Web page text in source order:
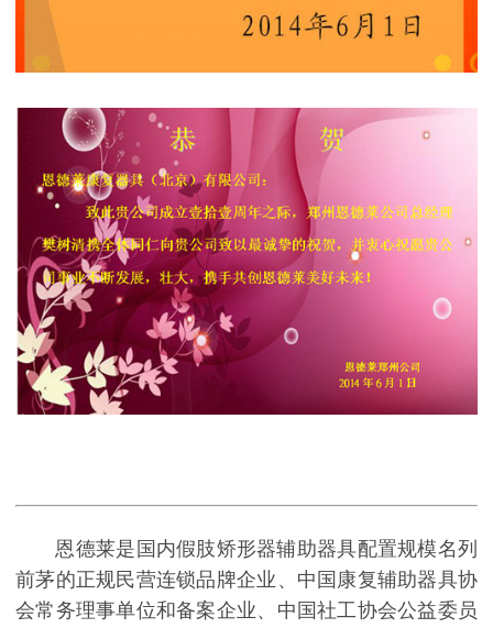
恩德莱是国内假肢矫形器辅助器具配置规模名列
前茅的正规民营连锁品牌企业、中国康复辅助器具协
会常务理事单位和备案企业、中国社工协会公益委员